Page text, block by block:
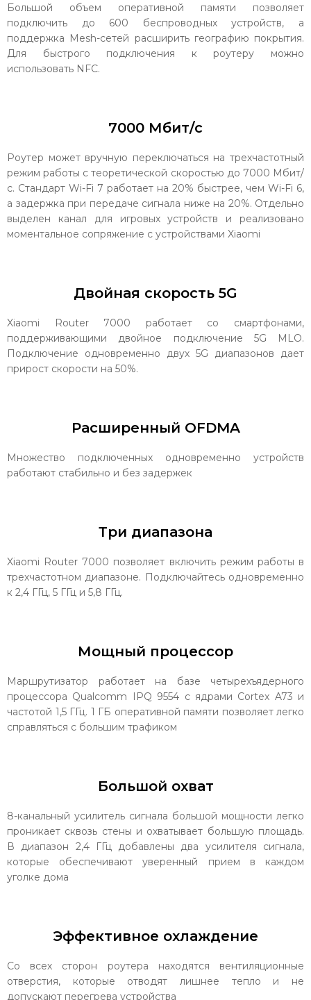
Большой объем оперативной памяти позволяет
подключить до 600 беспроводных устройств, а
поддержка Mesh-сетей расширить географию покрытия.
Для быстрого подключения к роутеру можно
использовать NFC.
7000 Мбит/с
Роутер может вручную переключаться на трехчастотный
режим работы с теоретической скоростью до 7000 Мбит/
с. Стандарт Wi-Fi 7 работает на 20% быстрее, чем Wi-Fi 6,
а задержка при передаче сигнала ниже на 20%. Отдельно
выделен канал для игровых устройств и реализовано
моментальное сопряжение с устройствами Xiaomi
Двойная скорость 5G
Xiaomi Router 7000 работает со смартфонами,
поддерживающими двойное подключение 5G MLO.
Подключение одновременно двух 5G диапазонов дает
прирост скорости на 50%.
Расширенный OFDMA
Множество подключенных одновременно устройств
работают стабильно и без задержек
Три диапазона
Xiaomi Router 7000 позволяет включить режим работы в
трехчастотном диапазоне. Подключайтесь одновременно
к 2,4 ГГц, 5 ГГц и 5,8 ГГц.
Мощный процессор
Маршрутизатор работает на базе четырехъядерного
процессора Qualcomm IPQ 9554 с ядрами Cortex A73 и
частотой 1,5 ГГц. 1 ГБ оперативной памяти позволяет легко
справляться с большим трафиком
Большой охват
8-канальный усилитель сигнала большой мощности легко
проникает сквозь стены и охватывает большую площадь.
В диапазон 2,4 ГГц добавлены два усилителя сигнала,
которые обеспечивают уверенный прием в каждом
уголке дома
Эффективное охлаждение
Со всех сторон роутера находятся вентиляционные
отверстия, которые отводят лишнее тепло и не
допускают перегрева устройства